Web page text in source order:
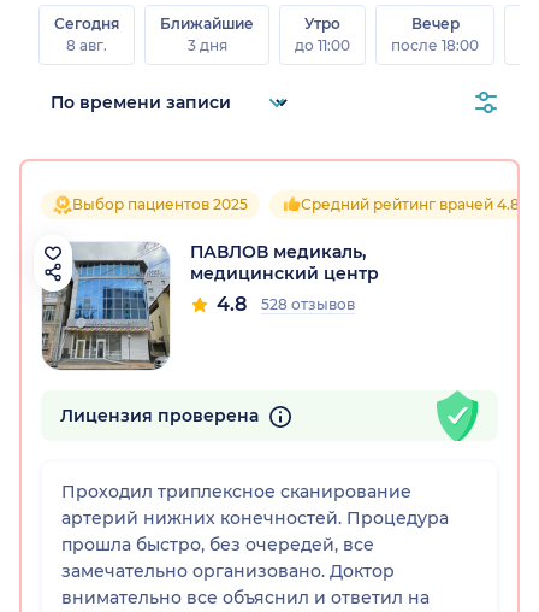
Сегодня
8 авг.
Ближайшие
3 дня
Утро
до 11:00
Вечер
после 18:00
Выбор пациентов 2025 Средний рейтинг врачей 4.8
ПАВЛОВ медикаль,
медицинский центр
4.8 528 отзывов
Лицензия проверена
Проходил триплексное сканирование
артерий нижних конечностей. Процедура
прошла быстро, без очередей, все
замечательно организовано. Доктор
внимательно все объяснил и ответил на